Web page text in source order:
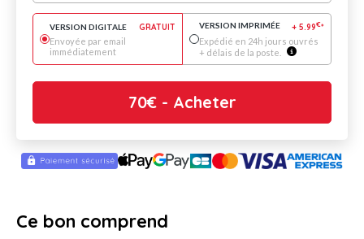
VERSION DIGITALE
GRATUIT
Envoyée par email
immédiatement
VERSION IMPRIMÉE + 5.99€*
Expédié en 24h jours ouvrés
+ délais de la poste.
70€- Acheter
Ce bon comprend